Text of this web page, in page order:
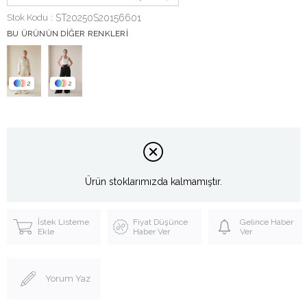
Stok Kodu ST20250S20156601
BU ÜRÜNÜN DIĞER RENKLERI
2 2
Ürün stoklarımızda kalmamıştır.
İstek Listeme
Ekle
Fiyat Düşünce
Haber Ver
Gelince Haber
Ver
Yorum Yaz